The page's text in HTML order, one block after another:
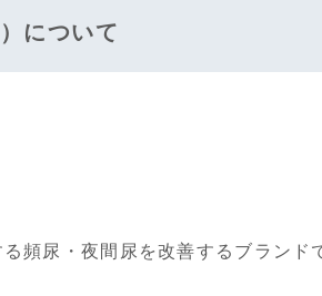
について
頻尿・夜間尿を改善するブランド